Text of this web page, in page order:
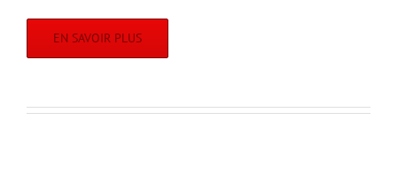
EN SAVOIR PLUS